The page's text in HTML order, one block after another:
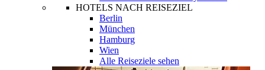
HOTELS NACH REISEZIEL
Berlin
München
Hamburg
Wien
Alle Reiseziele sehen